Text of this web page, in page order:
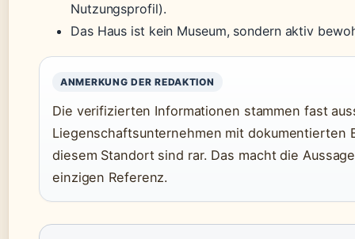
Nutzungsprofil).
Das Haus ist kein Museum, sondern aktiv
ANMERKUNG DER REDAKTION
Die verifizierten Informationen stammen fast
Liegenschaftsunternehmen mit dokumentierten
diesem Standort sind rar. Das macht die
einzigen Referenz.